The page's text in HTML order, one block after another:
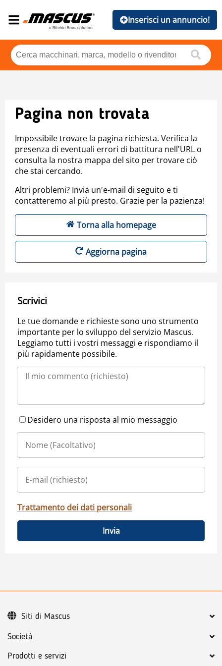
Inserisci un annuncio!
Pagina non trovata
Impossibile trovare la pagina richiesta. Verifica la
presenza di eventuali errori di battitura nell'URL o
consulta la nostra mappa del sito per trovare ciò
che stai cercando.
Altri problemi? Invia un'e-mail di seguito e ti
contatteremo al più presto. Grazie per la pazienza!
Torna alla homepage
Aggiorna pagina
Scrivici
Le tue domande e richieste sono uno strumento
importante per lo sviluppo del servizio Mascus.
Leggiamo tutti i vostri messaggi e rispondiamo il
più rapidamente possibile.
Desidero una risposta al mio messaggio
Trattamento dei dati personali
Invia
Società
Prodotti e servizi
Siti di Mascus